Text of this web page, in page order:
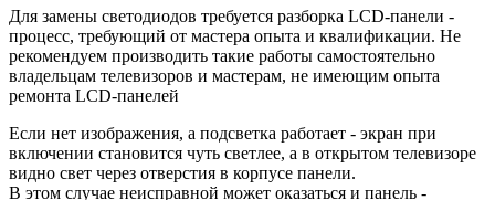
Для замены светодиодов требуется разборка LCD-панели -
процесс, требующий от мастера опыта и квалификации. Не
рекомендуем производить такие работы самостоятельно
владельцам телевизоров и мастерам, не имеющим опыта
ремонта LCD-панелей
Если нет изображения, а подсветка работает - экран при
включении становится чуть светлее, а в открытом телевизоре
видно свет через отверстия в корпусе панели.
В этом случае неисправной может оказаться и панель -